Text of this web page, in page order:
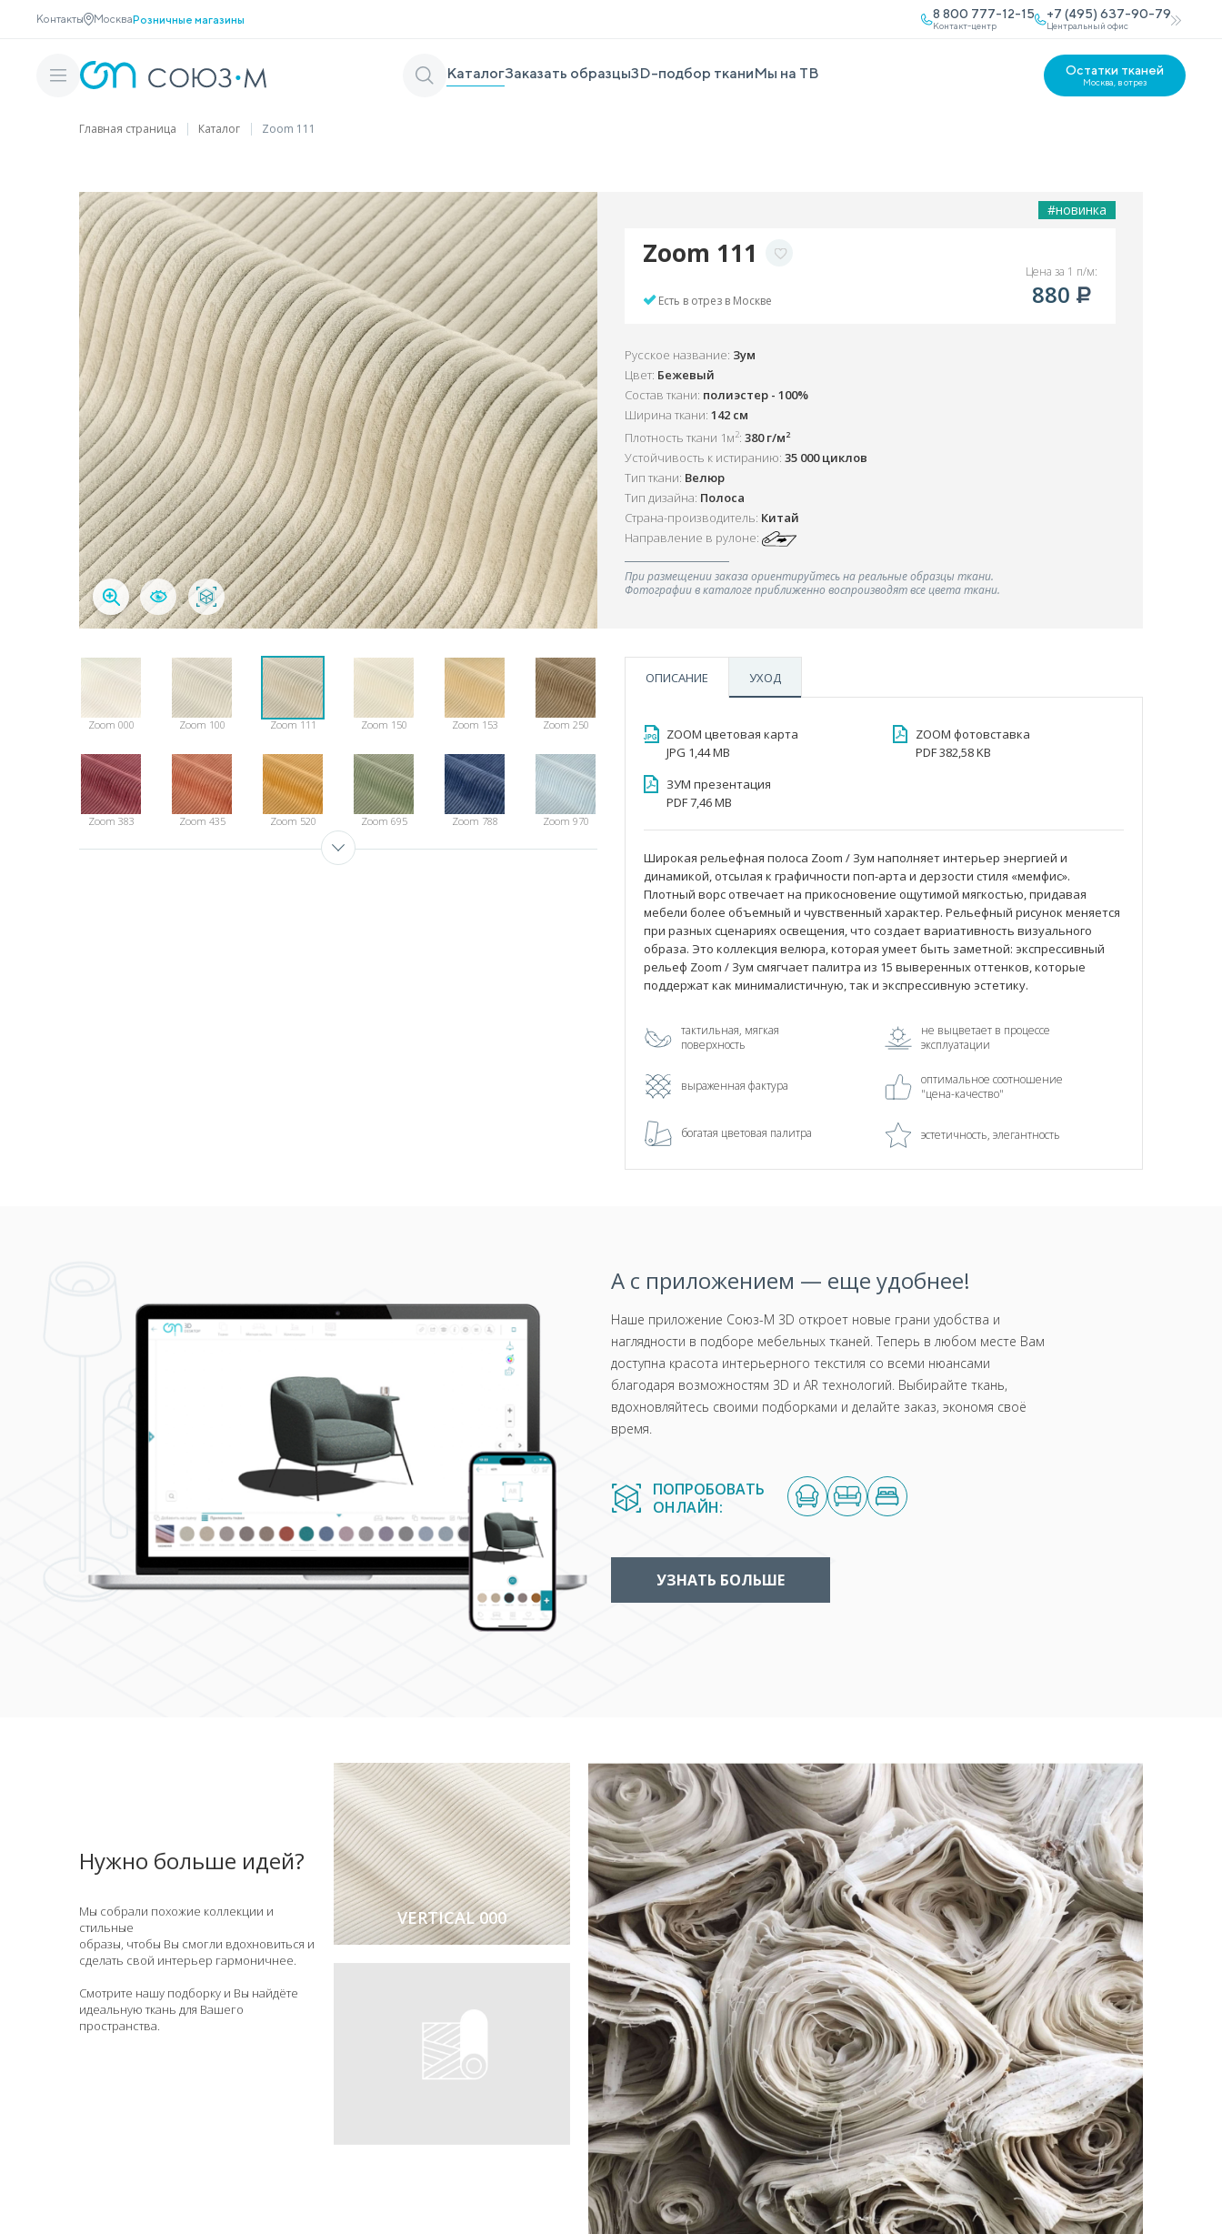
Контакты МоскваРозничные магазины 8 800 777-12-15
Контакт-центр
+7 (495) 637-90-79
Центральный офис
КаталогЗаказать образцы3D-подбор тканиМы на ТВ Остатки тканей
Москва, в отрез
Главная страница Каталог Zoom 111
Zoom 000 Zoom 100 Zoom 111 Zoom 150 Zoom 153 Zoom 250
Zoom 383 Zoom 435 Zoom 520 Zoom 695 Zoom 788 Zoom 970
#новинка
Zoom 111
Есть в отрез в Москве
Цена за 1 п/м:
880
Русское название: Зум
Цвет: Бежевый
Состав ткани: полиэстер - 100%
Ширина ткани: 142 см
Плотность ткани 1м2: 380 г/м2
Устойчивость к истиранию: 35 000 циклов
Тип ткани: Велюр
Тип дизайна: Полоса
Страна-производитель: Китай
Направление в рулоне:
При размещении заказа ориентируйтесь на реальные образцы ткани.
Фотографии в каталоге приближенно воспроизводят все цвета ткани.
ОПИСАНИЕ УХОД
ZOOM цветовая карта
JPG 1,44 MB
ZOOM фотовставка
PDF 382,58 KB
ЗУМ презентация
PDF 7,46 MB
Широкая рельефная полоса Zoom / Зум наполняет интерьер энергией и
динамикой, отсылая к графичности поп-арта и дерзости стиля «мемфис».
Плотный ворс отвечает на прикосновение ощутимой мягкостью, придавая
мебели более объемный и чувственный характер. Рельефный рисунок меняется
при разных сценариях освещения, что создает вариативность визуального
образа. Это коллекция велюра, которая умеет быть заметной: экспрессивный
рельеф Zoom / Зум смягчает палитра из 15 выверенных оттенков, которые
поддержат как минималистичную, так и экспрессивную эстетику.
тактильная, мягкая
поверхность
выраженная фактура
богатая цветовая палитра
не выцветает в процессе
эксплуатации
оптимальное соотношение
"цена-качество"
эстетичность, элегантность
А с приложением — еще удобнее!
Наше приложение Союз-М 3D откроет новые грани удобства и
наглядности в подборе мебельных тканей. Теперь в любом месте Вам
доступна красота интерьерного текстиля со всеми нюансами
благодаря возможностям 3D и AR технологий. Выбирайте ткань,
вдохновляйтесь своими подборками и делайте заказ, экономя своё
время.
ПОПРОБОВАТЬ
ОНЛАЙН:
УЗНАТЬ БОЛЬШЕ
Нужно больше идей?
Мы собрали похожие коллекции и
стильные
образы, чтобы Вы смогли вдохновиться и
сделать свой интерьер гармоничнее.
Смотрите нашу подборку и Вы найдёте
идеальную ткань для Вашего
пространства.
VERTICAL 000